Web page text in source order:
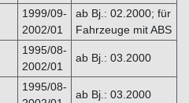
1999/09-
2002/01
ab Bj.: 02.2000; für
Fahrzeuge mit ABS
1995/08-
2002/01
ab Bj.: 03.2000
1995/08-
ab Bj.: 03.2000